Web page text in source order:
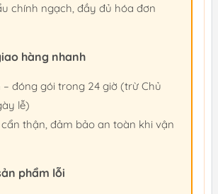
chính ngạch, đầy đủ hóa đơn
hàng nhanh
– đóng gói trong 24 giờ (trừ Chủ
lễ)
thận, đảm bảo an toàn khi vận
phẩm lỗi